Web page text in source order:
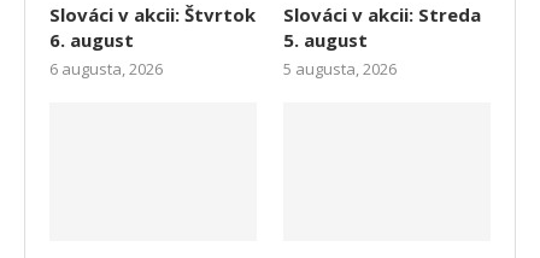
Slováci v akcii: Štvrtok
6. august
6 augusta, 2026
Slováci v akcii: Streda
5. august
5 augusta, 2026